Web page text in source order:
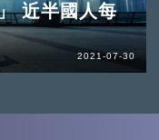
近半國人每
2021-07-30